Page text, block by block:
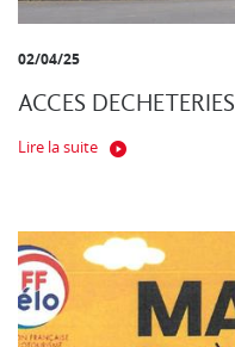
02/04/25
ACCES DECHETERIES
Lire la suite